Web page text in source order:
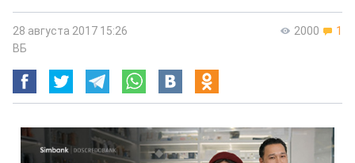
2000 1
28 августа 2017 15:26
ВБ